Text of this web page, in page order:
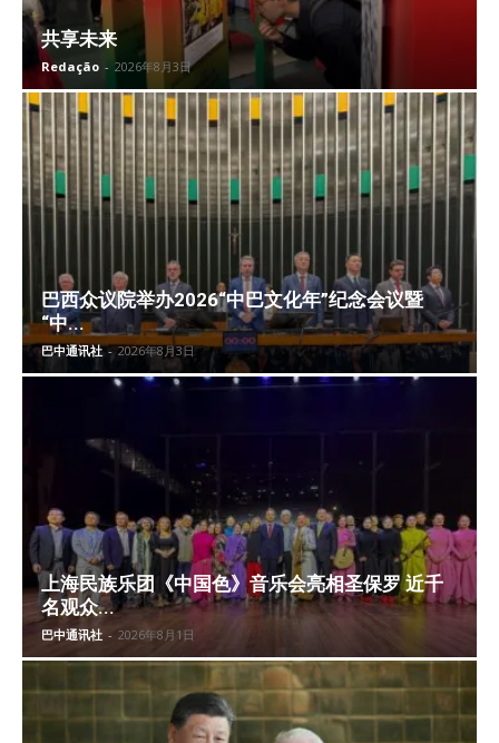
共享未来
Redação - 2026年8月3日
巴西众议院举办2026“中巴文化年”纪念会议暨
“中...
巴中通讯社 - 2026年8月3日
上海民族乐团《中国色》音乐会亮相圣保罗 近千
名观众...
巴中通讯社 - 2026年8月1日